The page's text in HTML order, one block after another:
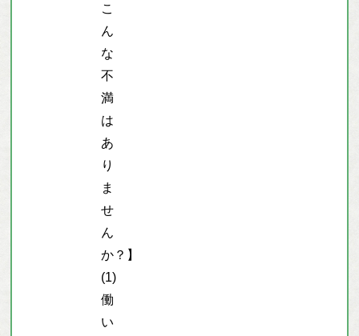
こ
ん
な
不
満
は
あ
り
ま
せ
ん
か？】
(1)
働
い